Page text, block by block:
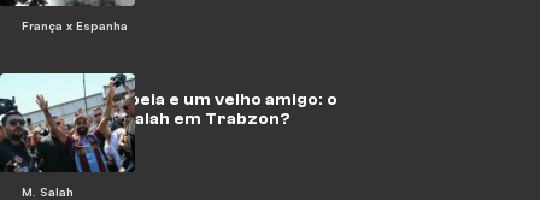
França x Espanha
M. Salah
Frente europeia e um velho amigo: o
que espera Salah em Trabzon?